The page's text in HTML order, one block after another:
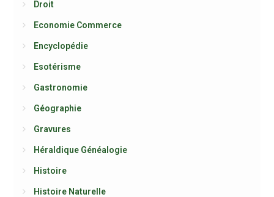
Droit
Economie Commerce
Encyclopédie
Esotérisme
Gastronomie
Géographie
Gravures
Héraldique Généalogie
Histoire
Histoire Naturelle